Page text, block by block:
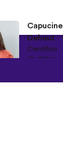
Capucine
Dehaut
Científico
de datos